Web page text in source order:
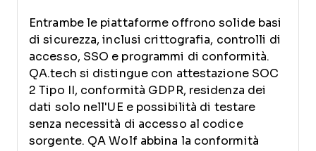
Entrambe le piattaforme offrono solide basi
di sicurezza, inclusi crittografia, controlli di
accesso, SSO e programmi di conformità.
QA.tech si distingue con attestazione SOC
2 Tipo II, conformità GDPR, residenza dei
dati solo nell'UE e possibilità di testare
senza necessità di accesso al codice
sorgente. QA Wolf abbina la conformità